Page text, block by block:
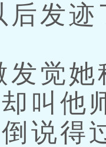
发迹
觉她
叫他
说得